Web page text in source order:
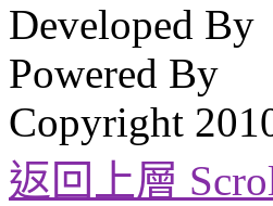
Developed By
Powered By
Copyright
返回上層